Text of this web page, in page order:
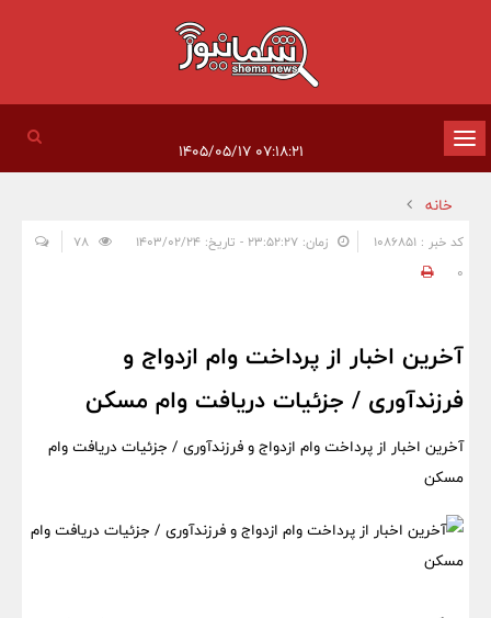
تغییر
وضعیت
ناوبری
خانه
کد خبر : 1086851 زمان: ۲۳:۵۲:۲۷ - تاریخ: ۱۴۰۳/۰۲/۲۴
0
آخرین اخبار از پرداخت وام ازدواج و
فرزندآوری / جزئیات دریافت وام مسکن
آخرین اخبار از پرداخت وام ازدواج و فرزندآوری / جزئیات دریافت وام
مسکن